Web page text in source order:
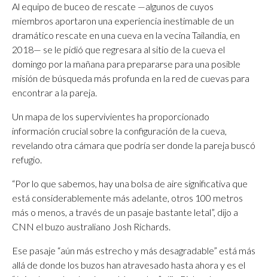
Al equipo de buceo de rescate —algunos de cuyos
miembros aportaron una experiencia inestimable de un
dramático rescate en una cueva en la vecina Tailandia, en
2018— se le pidió que regresara al sitio de la cueva el
domingo por la mañana para prepararse para una posible
misión de búsqueda más profunda en la red de cuevas para
encontrar a la pareja.
Un mapa de los supervivientes ha proporcionado
información crucial sobre la configuración de la cueva,
revelando otra cámara que podría ser donde la pareja buscó
refugio.
“Por lo que sabemos, hay una bolsa de aire significativa que
está considerablemente más adelante, otros 100 metros
más o menos, a través de un pasaje bastante letal”, dijo a
CNN el buzo australiano Josh Richards.
Ese pasaje “aún más estrecho y más desagradable” está más
allá de donde los buzos han atravesado hasta ahora y es el